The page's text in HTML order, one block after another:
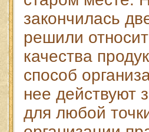
закончилась
решили
качества
способ
нее действуют
для любой